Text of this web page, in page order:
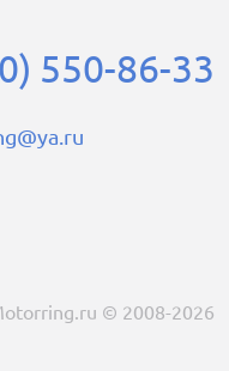
550-86-33
© 2008-2026